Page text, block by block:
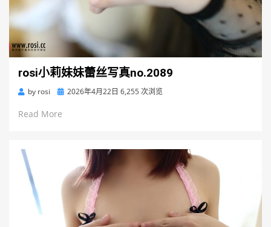
rosi小莉妹妹蕾丝写真no.2089
by rosi
Posted2026年4月22日 6,255 次浏览
Read More